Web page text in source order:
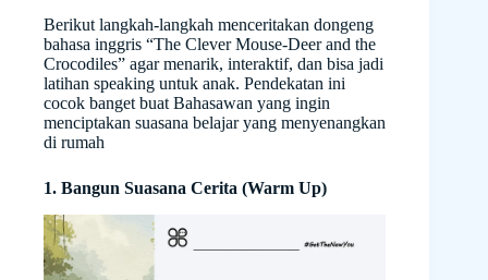
Berikut langkah-langkah menceritakan dongeng
bahasa inggris “The Clever Mouse-Deer and the
Crocodiles” agar menarik, interaktif, dan bisa jadi
latihan speaking untuk anak. Pendekatan ini
cocok banget buat Bahasawan yang ingin
menciptakan suasana belajar yang menyenangkan
di rumah
1. Bangun Suasana Cerita (Warm Up)